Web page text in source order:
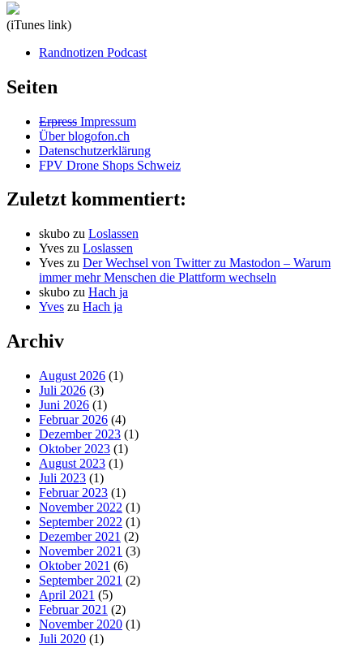
(iTunes link)
Randnotizen Podcast
Seiten
Erpress Impressum
Über blogofon.ch
Datenschutzerklärung
FPV Drone Shops Schweiz
Zuletzt kommentiert:
skubo zu Loslassen
Yves zu Loslassen
Yves zu Der Wechsel von Twitter zu Mastodon – Warum
immer mehr Menschen die Plattform wechseln
skubo zu Hach ja
Yves zu Hach ja
Archiv
August 2026 (1)
Juli 2026 (3)
Juni 2026 (1)
Februar 2026 (4)
Dezember 2023 (1)
Oktober 2023 (1)
August 2023 (1)
Juli 2023 (1)
Februar 2023 (1)
November 2022 (1)
September 2022 (1)
Dezember 2021 (2)
November 2021 (3)
Oktober 2021 (6)
September 2021 (2)
April 2021 (5)
Februar 2021 (2)
November 2020 (1)
Juli 2020 (1)